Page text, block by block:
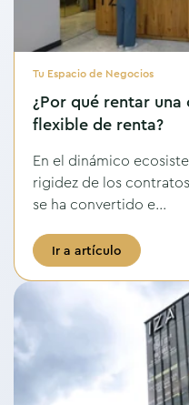
Tu Espacio de Negocios
¿Por qué rentar
flexible de renta?
En el dinámico
rigidez de los
se ha convertido e...
Ir a artículo